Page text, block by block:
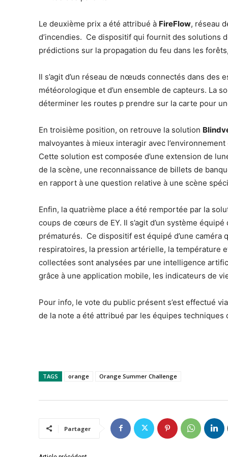
Le deuxième prix a été attribué à FireFlow, réseau
d’incendies. Ce dispositif qui fournit des solutions
prédictions sur la propagation du feu dans les
Il s’agit d’un réseau de nœuds connectés dans des
météorologique et d’un ensemble de capteurs. La
déterminer les routes p prendre sur la carte pour
En troisième position, on retrouve la solution
malvoyantes à mieux interagir avec
Cette solution est composée d’une extension de
de la scène, une reconnaissance de billets de
en rapport à une question relative à une scène
Enfin, la quatrième place a été remportée par la
coups de cœurs de EY. Il s’agit d’un système
prématurés. Ce dispositif est équipé d’une
respiratoires, la pression artérielle, la température
collectées sont analysées par une intelligence
grâce à une application mobile, les indicateurs de
Pour info, le vote du public présent s’est effectué
de la note a été attribué par les équipes techniques
TAGS orange Orange Summer Challenge
Partager